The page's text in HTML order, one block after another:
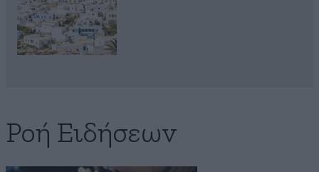
Ροή Ειδήσεων